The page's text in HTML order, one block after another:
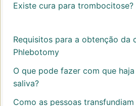
Existe cura para trombocitose?
Requisitos para a obtenção da
Phlebotomy
O que pode fazer com que haja
saliva?
Como as pessoas